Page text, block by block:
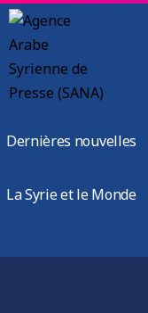
Dernières nouvelles
La Syrie et le Monde